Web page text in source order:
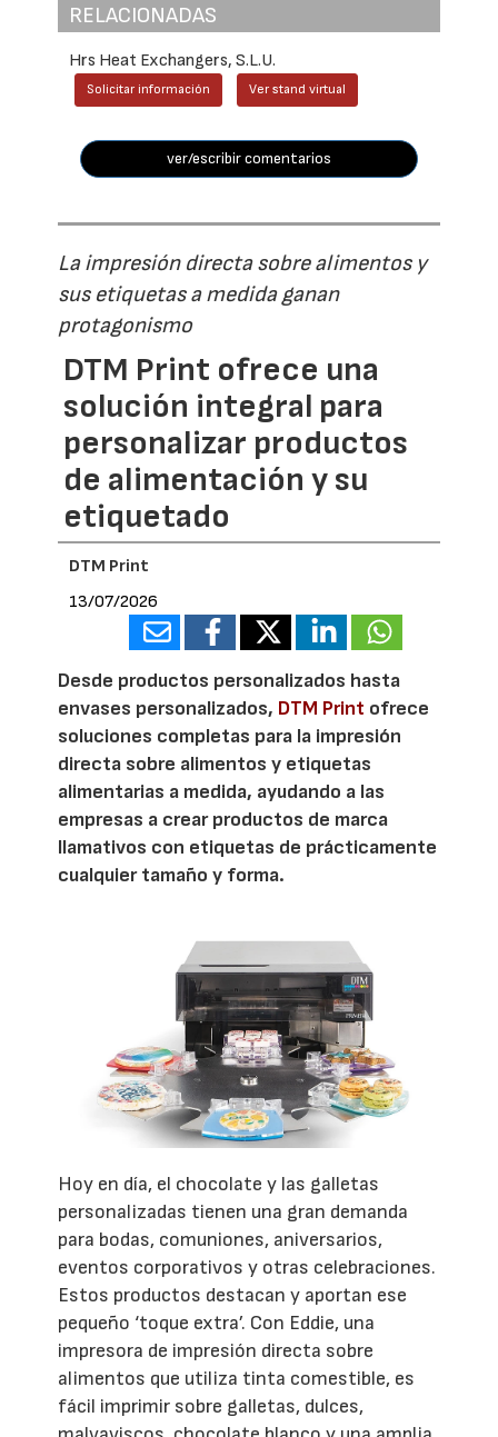
RELACIONADAS
Hrs Heat Exchangers, S.L.U.
Solicitar información Ver stand virtual
ver/escribir comentarios
La impresión directa sobre alimentos y
sus etiquetas a medida ganan
protagonismo
DTM Print ofrece una
solución integral para
personalizar productos
de alimentación y su
etiquetado
DTM Print
13/07/2026
Desde productos personalizados hasta
envases personalizados, DTM Print ofrece
soluciones completas para la impresión
directa sobre alimentos y etiquetas
alimentarias a medida, ayudando a las
empresas a crear productos de marca
llamativos con etiquetas de prácticamente
cualquier tamaño y forma.
Hoy en día, el chocolate y las galletas
personalizadas tienen una gran demanda
para bodas, comuniones, aniversarios,
eventos corporativos y otras celebraciones.
Estos productos destacan y aportan ese
pequeño ‘toque extra’. Con Eddie, una
impresora de impresión directa sobre
alimentos que utiliza tinta comestible, es
fácil imprimir sobre galletas, dulces,